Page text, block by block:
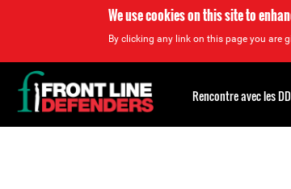
We use cookies on this site to
By clicking any link on this page you are
Back
to
top
Rencontre avec les